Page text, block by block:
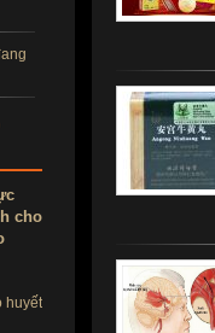
cho
huyết